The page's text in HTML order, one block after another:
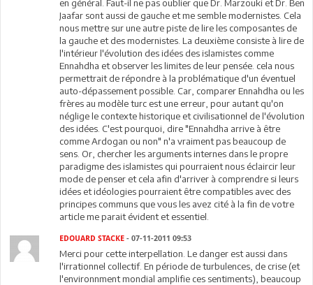
en général. Faut-il ne pas oublier que Dr. Marzouki et Dr. Ben
Jaafar sont aussi de gauche et me semble modernistes. Cela
nous mettre sur une autre piste de lire les composantes de
la gauche et des modernistes. La deuxième consiste à lire de
l'intérieur l'évolution des idées des islamistes comme
Ennahdha et observer les limites de leur pensée. cela nous
permettrait de répondre à la problématique d'un éventuel
auto-dépassement possible. Car, comparer Ennahdha ou les
frères au modèle turc est une erreur, pour autant qu'on
néglige le contexte historique et civilisationnel de l'évolution
des idées. C'est pourquoi, dire "Ennahdha arrive à être
comme Ardogan ou non" n'a vraiment pas beaucoup de
sens. Or, chercher les arguments internes dans le propre
paradigme des islamistes qui pourraient nous éclaircir leur
mode de penser et cela afin d'arriver à comprendre si leurs
idées et idéologies pourraient être compatibles avec des
principes communs que vous les avez cité à la fin de votre
article me parait évident et essentiel.
EDOUARD STACKE - 07-11-2011 09:53
Merci pour cette interpellation. Le danger est aussi dans
l'irrationnel collectif. En période de turbulences, de crise (et
l'environnment mondial amplifie ces sentiments), beaucoup